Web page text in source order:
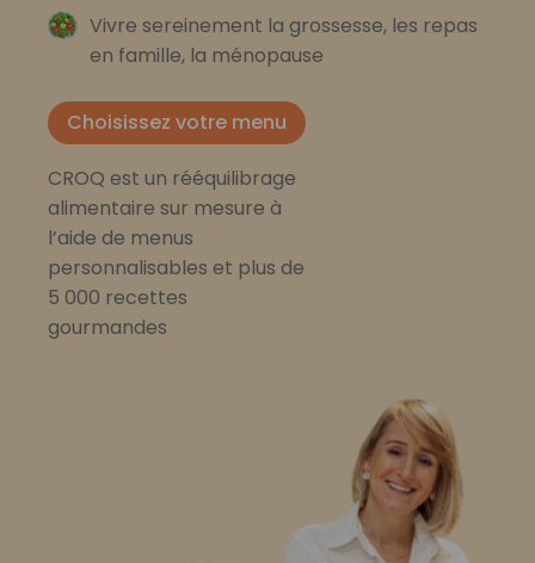
Vivre sereinement la grossesse, les repas
en famille, la ménopause
Choisissez votre menu
CROQ est un rééquilibrage
alimentaire sur mesure à
l’aide de menus
personnalisables et plus de
5 000 recettes
gourmandes